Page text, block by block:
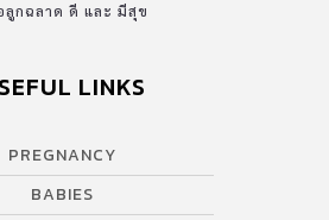
ลูกฉลาด ดี และ มีสุข
LINKS
PREGNANCY
BABIES